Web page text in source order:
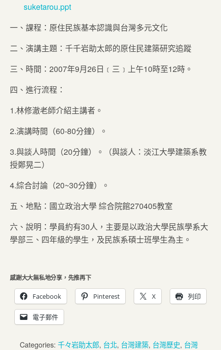
suketarou.ppt
一、課程：原住民族基本認識與台灣多元文化
二、演講主題：千千岩助太郎的原住民建築研究追蹤
三、時間：2007年9月26日﹝三﹞上午10時至12時。
四、進行流程：
1.林修澈老師介紹主講者。
2.演講時間（60-80分鐘）。
3.與談人時間（20分鐘）。（與談人：淡江大學建築系教
授鄭晃二）
4.綜合討論（20~30分鐘）。
五、地點：國立政治大學 綜合院館270405教室
六、說明：學員約有30人，主要是以政治大學民族學系大
學部三、四年級的學生，及民族系碩士班學生為主。
感謝大大無私地分享，先推再下
Facebook Pinterest X 列印
電子郵件
Categories: 千々岩助太郎, 台北, 台灣建築, 台灣歷史, 台灣